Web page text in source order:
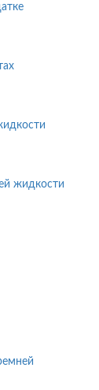
жидкости